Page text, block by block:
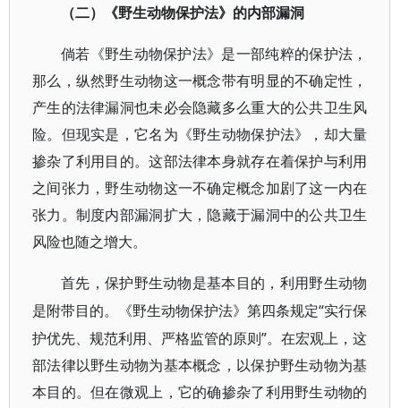
（二）《野生动物保护法》的内部漏洞
倘若《野生动物保护法》是一部纯粹的保护法，
那么，纵然野生动物这一概念带有明显的不确定性，
产生的法律漏洞也未必会隐藏多么重大的公共卫生风
险。但现实是，它名为《野生动物保护法》，却大量
掺杂了利用目的。这部法律本身就存在着保护与利用
之间张力，野生动物这一不确定概念加剧了这一内在
张力。制度内部漏洞扩大，隐藏于漏洞中的公共卫生
风险也随之增大。
首先，保护野生动物是基本目的，利用野生动物
是附带目的。《野生动物保护法》第四条规定“实行保
护优先、规范利用、严格监管的原则”。在宏观上，这
部法律以野生动物为基本概念，以保护野生动物为基
本目的。但在微观上，它的确掺杂了利用野生动物的